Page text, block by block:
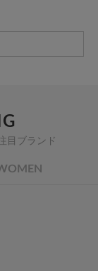
目ブランド